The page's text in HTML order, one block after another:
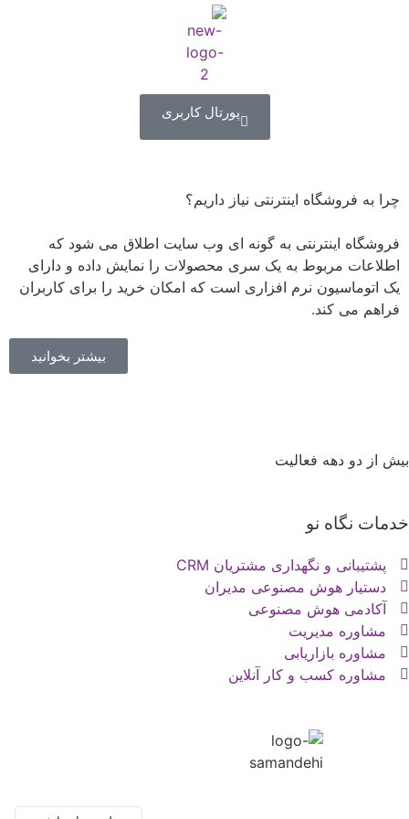
پورتال کاربری
چرا به فروشگاه اینترنتی نیاز داریم؟
فروشگاه اینترنتی به گونه ای وب سایت اطلاق می شود که
اطلاعات مربوط به یک سری محصولات را نمایش داده و دارای
یک اتوماسیون نرم افزاری است که امکان خرید را برای کاربران
فراهم می کند.
بیشتر بخوانید
بیش از دو دهه فعالیت
خدمات نگاه نو
پشتیبانی و نگهداری مشتریان CRM
دستیار هوش مصنوعی مدیران
آکادمی هوش مصنوعی
مشاوره مدیریت
مشاوره بازاریابی
مشاوره کسب و کار آنلاین